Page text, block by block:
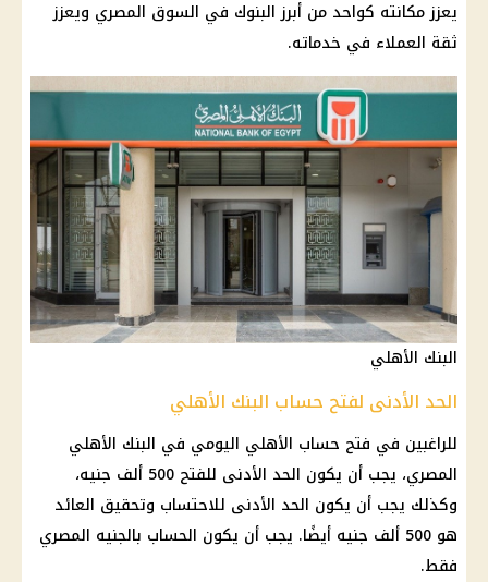
يعزز مكانته كواحد من أبرز البنوك في السوق المصري ويعزز
ثقة العملاء في خدماته.
البنك الأهلي
الحد الأدنى لفتح حساب البنك الأهلي
للراغبين في فتح حساب الأهلي اليومي في البنك الأهلي
المصري
، يجب أن يكون الحد الأدنى للفتح 500 ألف جنيه،
وكذلك يجب أن يكون الحد الأدنى للاحتساب وتحقيق العائد
هو 500 ألف جنيه أيضًا. يجب أن يكون
الحساب بالجنيه المصري
فقط.